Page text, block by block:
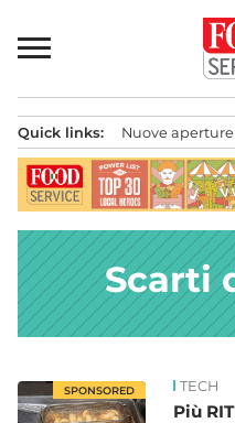
al
contenuto
principale
Quick links: Nuove aperture
Scarti
NewsSPONSORED TECH
Più